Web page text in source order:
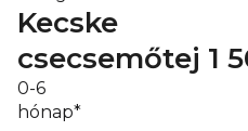
Kecske
csecsemőtej 1
0-6
hónap*